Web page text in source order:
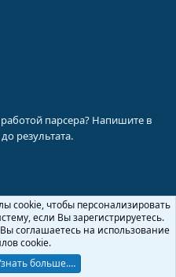
парсера? Напишите в
результата.
Помощь
2026 XenForo Ltd.
cookie, чтобы персонализировать
если Вы зарегистрируетесь.
соглашаетесь на использование
cookie.
больше.…